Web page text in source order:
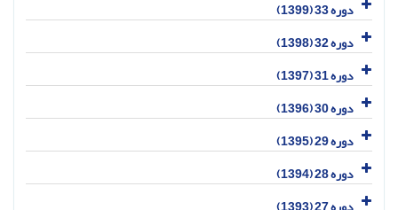
دوره 33 (1399)
دوره 32 (1398)
دوره 31 (1397)
دوره 30 (1396)
دوره 29 (1395)
دوره 28 (1394)